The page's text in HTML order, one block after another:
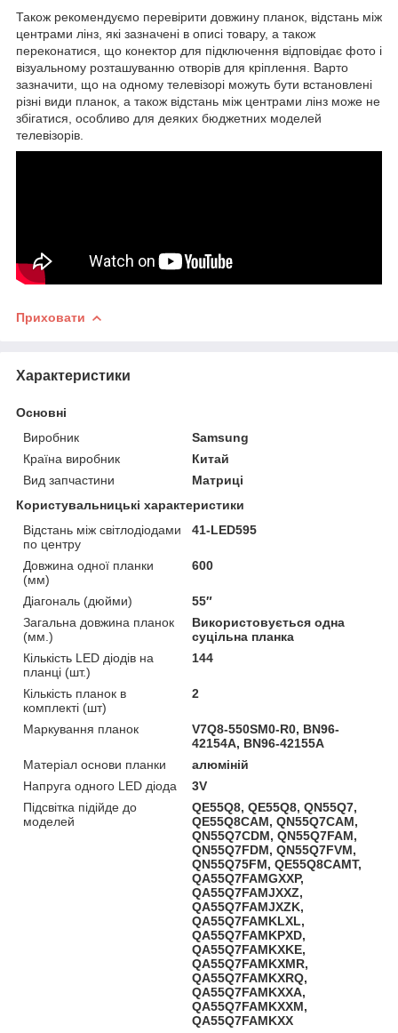
Також рекомендуємо перевірити довжину планок, відстань між
центрами лінз, які зазначені в описі товару, а також
переконатися, що конектор для підключення відповідає фото і
візуальному розташуванню отворів для кріплення. Варто
зазначити, що на одному телевізорі можуть бути встановлені
різні види планок, а також відстань між центрами лінз може не
збігатися, особливо для деяких бюджетних моделей
телевізорів.
Приховати
Характеристики
Основні
Виробник
Samsung
Країна виробник
Китай
Вид запчастини
Матриці
Користувальницькі характеристики
Відстань між світлодіодами
по центру
41-LED595
Довжина одної планки
(мм)
600
Діагональ (дюйми)
55″
Загальна довжина планок
(мм.)
Використовується одна
суцільна планка
Кількість LED діодів на
планці (шт.)
144
Кількість планок в
комплекті (шт)
2
Маркування планок
V7Q8-550SM0-R0, BN96-
42154A, BN96-42155A
Матеріал основи планки
алюміній
Напруга одного LED діода
3V
Підсвітка підійде до
моделей
QE55Q8, QE55Q8, QN55Q7,
QE55Q8CAM, QN55Q7CAM,
QN55Q7CDM, QN55Q7FAM,
QN55Q7FDM, QN55Q7FVM,
QN55Q75FM, QE55Q8CAMT,
QA55Q7FAMGXXP,
QA55Q7FAMJXXZ,
QA55Q7FAMJXZK,
QA55Q7FAMKLXL,
QA55Q7FAMKPXD,
QA55Q7FAMKXKE,
QA55Q7FAMKXMR,
QA55Q7FAMKXRQ,
QA55Q7FAMKXXA,
QA55Q7FAMKXXM,
QA55Q7FAMKXX